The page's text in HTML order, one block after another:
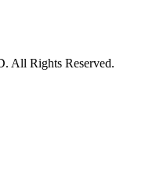
All Rights Reserved.